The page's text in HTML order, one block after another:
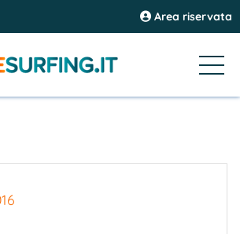
Area riservata